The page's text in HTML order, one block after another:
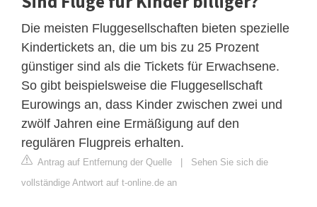
Die meisten Fluggesellschaften bieten spezielle
Kindertickets an, die um bis zu 25 Prozent
günstiger sind als die Tickets für Erwachsene.
So gibt beispielsweise die Fluggesellschaft
Eurowings an, dass Kinder zwischen zwei und
zwölf Jahren eine Ermäßigung auf den
regulären Flugpreis erhalten.
Antrag auf Entfernung der Quelle | Sehen Sie sich die
vollständige Antwort auf t-online.de an